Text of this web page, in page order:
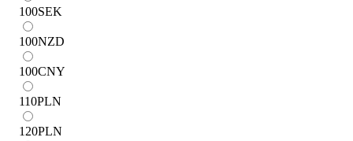
100SEK
100NZD
100CNY
110PLN
120PLN